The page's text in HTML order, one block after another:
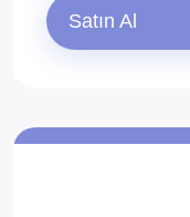
Satın Al